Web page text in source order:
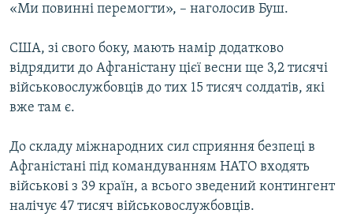
Усі сайти RFE/RL
«Ми повинні перемогти», – наголосив Буш.
США, зі свого боку, мають намір додатково
відрядити до Афганістану цієї весни ще 3,2 тисячі
військовослужбовців до тих 15 тисяч солдатів, які
вже там є.
До складу міжнародних сил сприяння безпеці в
Афганістані під командуванням НАТО входять
військові з 39 країн, а всього зведений контингент
налічує 47 тисяч військовослужбовців.